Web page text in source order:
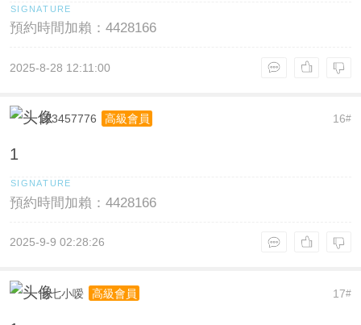
預約時間加賴：4428166
2025-8-28 12:11:00
16#
123457776 高級會員
1
預約時間加賴：4428166
2025-9-9 02:28:26
17#
七七小嗳 高級會員